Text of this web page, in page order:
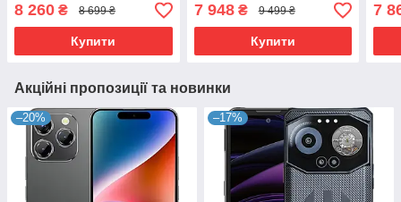
8 260 ₴ 8 699 ₴
Купити
7 948₴ 9 499 ₴
Купити
7
Акційні пропозиції та новинки
–20% –17%